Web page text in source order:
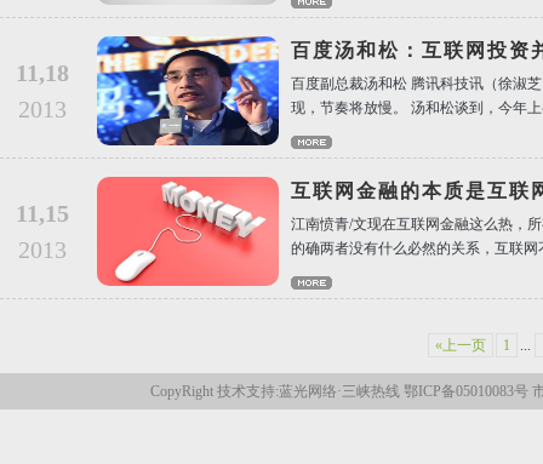
11,18
2013
百度汤和松：互联网投资
百度副总裁汤和松 腾讯科技讯（徐淑
现，节奏将放慢。 汤和松谈到，今年
11,15
2013
互联网金融的本质是互联
江南愤青/文现在互联网金融这么热，
的确两者没有什么必然的关系，互联
«上一页 1 ...
CopyRight 技术支持:蓝光网络·三峡热线 鄂ICP备05010083号